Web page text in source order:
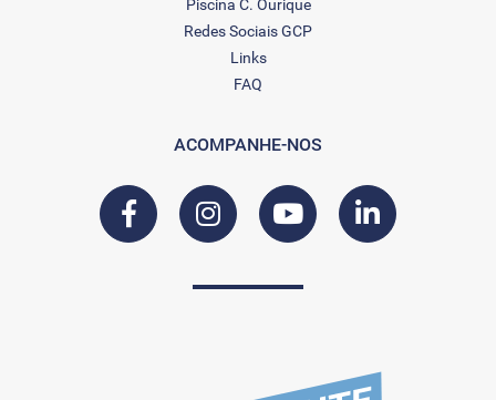
Piscina C. Ourique
Redes Sociais GCP
Links
FAQ
ACOMPANHE-NOS